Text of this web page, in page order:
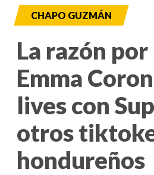
CHAPO GUZMÁN
La razón
Emma
lives con
otros
hondureños